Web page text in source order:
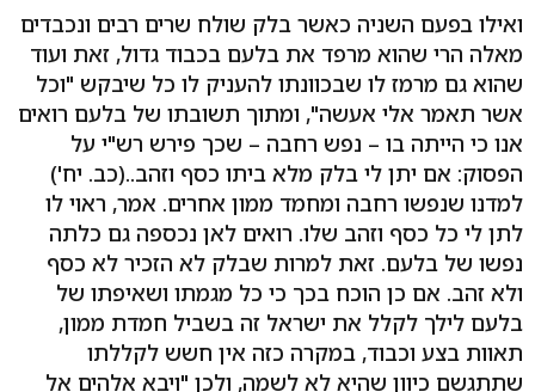
ואילו בפעם השניה כאשר בלק שולח שרים רבים ונכבדים
מאלה הרי שהוא מרפד את בלעם בכבוד גדול, זאת ועוד
שהוא גם מרמז לו שבכוונתו להעניק לו כל שיבקש "וכל
אשר תאמר אלי אעשה", ומתוך תשובתו של בלעם רואים
אנו כי הייתה בו – נפש רחבה – שכך פירש רש"י על
הפסוק: אם יתן לי בלק מלא ביתו כסף וזהב..(כב. יח')
למדנו שנפשו רחבה ומחמד ממון אחרים. אמר, ראוי לו
לתן לי כל כסף וזהב שלו. רואים לאן נכספה גם כלתה
נפשו של בלעם. זאת למרות שבלק לא הזכיר לא כסף
ולא זהב. אם כן הוכח בכך כי כל מגמתו ושאיפתו של
בלעם לילך לקלל את ישראל זה בשביל חמדת ממון,
תאוות בצע וכבוד, במקרה כזה אין חשש לקללתו
שתתגשם כיוון שהיא לא לשמה, ולכן "ויבא אלהים אל